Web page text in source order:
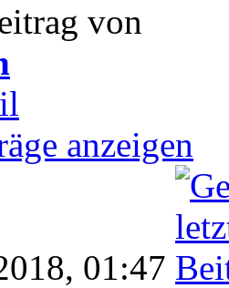
von
anzeigen
01:47